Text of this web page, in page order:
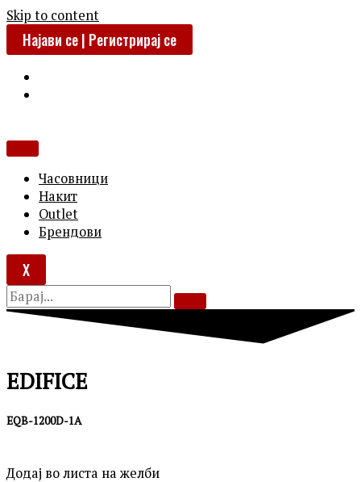
Skip to content
Најави се | Регистрирај се
Часовници
Накит
Outlet
Брендови
X
EDIFICE
EQB-1200D-1A
Додај во листа на желби